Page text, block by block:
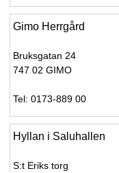
Gimo Herrgård
Bruksgatan 24
747 02 GIMO
Tel: 0173-889 00
Hyllan i Saluhallen
S:t Eriks torg